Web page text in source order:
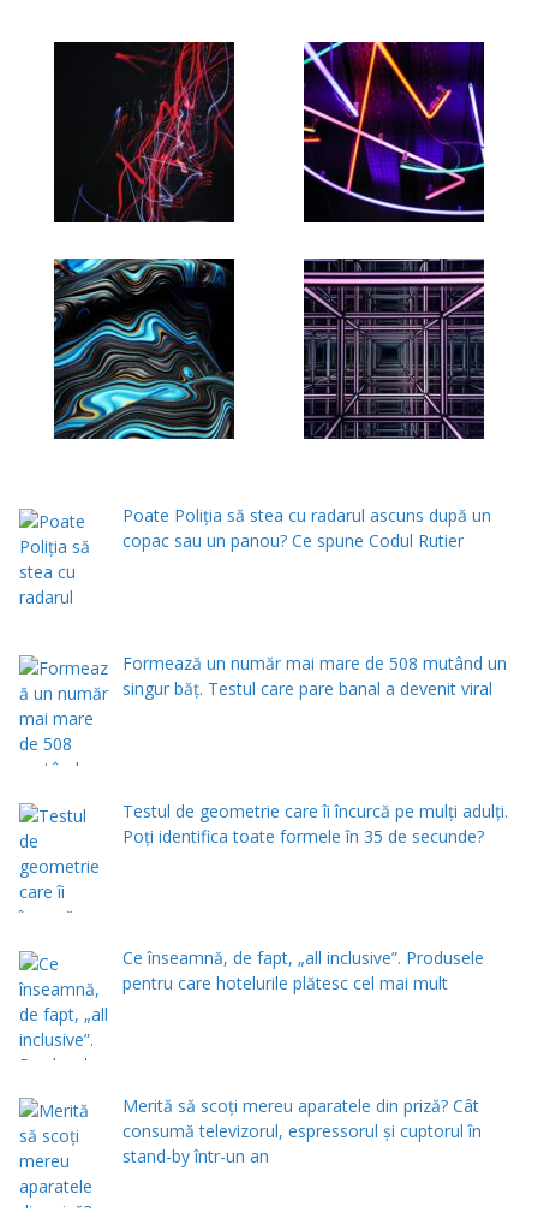
Poate Poliția să stea cu radarul ascuns după un
copac sau un panou? Ce spune Codul Rutier
Formează un număr mai mare de 508 mutând un
singur băț. Testul care pare banal a devenit viral
Testul de geometrie care îi încurcă pe mulți adulți.
Poți identifica toate formele în 35 de secunde?
Ce înseamnă, de fapt, „all inclusive”. Produsele
pentru care hotelurile plătesc cel mai mult
Merită să scoți mereu aparatele din priză? Cât
consumă televizorul, espressorul și cuptorul în
stand-by într-un an